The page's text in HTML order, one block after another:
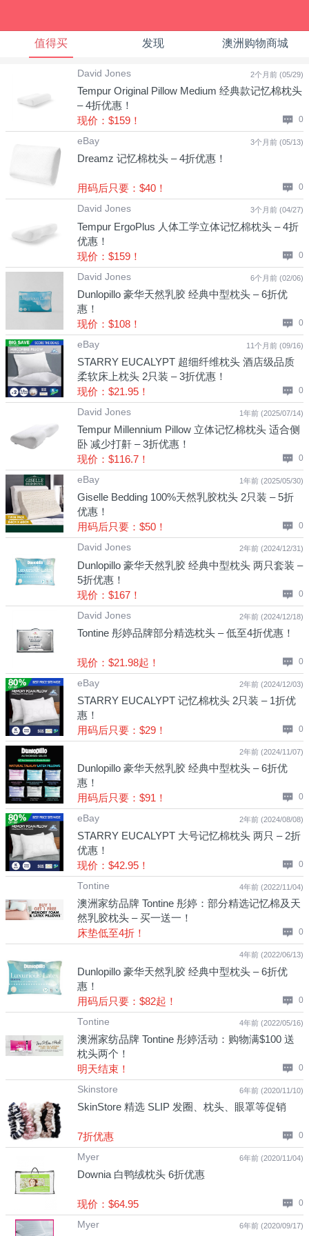
值得买 发现 澳洲购物商城
2个月前 (05/29)
David Jones
Tempur Original Pillow Medium 经典款记忆棉枕头
– 4折优惠！
现价：$159！
0
3个月前 (05/13)
eBay
Dreamz 记忆棉枕头 – 4折优惠！
用码后只要：$40！ 0
3个月前 (04/27)
David Jones
Tempur ErgoPlus 人体工学立体记忆棉枕头 – 4折
优惠！
现价：$159！
0
6个月前 (02/06)
David Jones
Dunlopillo 豪华天然乳胶 经典中型枕头 – 6折优
惠！
现价：$108！
0
11个月前 (09/16)
eBay
STARRY EUCALYPT 超细纤维枕头 酒店级品质
柔软床上枕头 2只装 – 3折优惠！
现价：$21.95！
0
1年前 (2025/07/14)
David Jones
Tempur Millennium Pillow 立体记忆棉枕头 适合侧
卧 减少打鼾 – 3折优惠！
现价：$116.7！
0
1年前 (2025/05/30)
eBay
Giselle Bedding 100%天然乳胶枕头 2只装 – 5折
优惠！
用码后只要：$50！
0
2年前 (2024/12/31)
David Jones
Dunlopillo 豪华天然乳胶 经典中型枕头 两只套装 –
5折优惠！
现价：$167！
0
2年前 (2024/12/18)
David Jones
Tontine 彤婷品牌部分精选枕头 – 低至4折优惠！
现价：$21.98起！ 0
2年前 (2024/12/03)
eBay
STARRY EUCALYPT 记忆棉枕头 2只装 – 1折优
惠！
用码后只要：$29！
0
2年前 (2024/11/07)
Dunlopillo 豪华天然乳胶 经典中型枕头 – 6折优
惠！
用码后只要：$91！
0
2年前 (2024/08/08)
eBay
STARRY EUCALYPT 大号记忆棉枕头 两只 – 2折
优惠！
现价：$42.95！
0
4年前 (2022/11/04)
Tontine
澳洲家纺品牌 Tontine 彤婷：部分精选记忆棉及天
然乳胶枕头 – 买一送一！
床垫低至4折！
0
4年前 (2022/06/13)
Dunlopillo 豪华天然乳胶 经典中型枕头 – 6折优
惠！
用码后只要：$82起！
0
4年前 (2022/05/16)
Tontine
澳洲家纺品牌 Tontine 彤婷活动：购物满$100 送
枕头两个！
明天结束！
0
6年前 (2020/11/10)
Skinstore
SkinStore 精选 SLIP 发圈、枕头、眼罩等促销
7折优惠 0
6年前 (2020/11/04)
Myer
Downia 白鸭绒枕头 6折优惠
现价：$64.95 0
6年前 (2020/09/17)
Myer